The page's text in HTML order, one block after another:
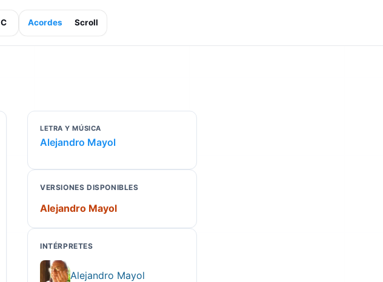
C Acordes Scroll
LETRA Y MÚSICA
Alejandro Mayol
VERSIONES DISPONIBLES
Alejandro Mayol
INTÉRPRETES
Alejandro Mayol